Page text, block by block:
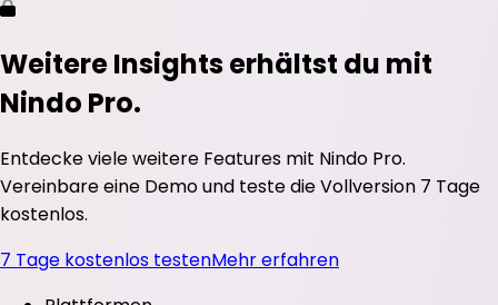
Weitere Insights erhältst du mit
Nindo Pro.
Entdecke viele weitere Features mit Nindo Pro.
Vereinbare eine Demo und teste die Vollversion 7 Tage
kostenlos.
7 Tage kostenlos testenMehr erfahren